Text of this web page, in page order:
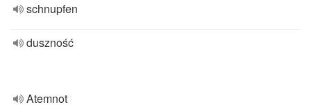
schnupfen
duszność
Atemnot